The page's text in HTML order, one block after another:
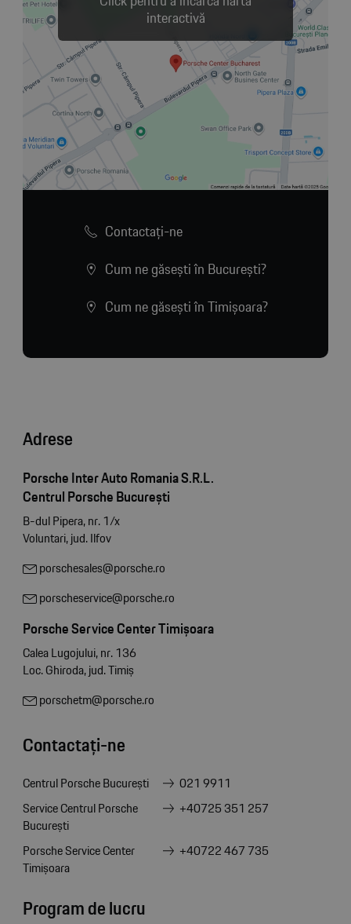
interactivă
Contactaţi-ne
Cum ne găsești în București?
Cum ne găsești în Timișoara?
Adrese
Porsche Inter Auto Romania S.R.L.
Centrul Porsche București
B-dul Pipera, nr. 1/x
Voluntari, jud. Ilfov
porschesales@porsche.ro
porscheservice@porsche.ro
Porsche Service Center Timișoara
Calea Lugojului, nr. 136
Loc. Ghiroda, jud. Timiș
porschetm@porsche.ro
Contactați-ne
Centrul Porsche București
021 9911
Service Centrul Porsche
București
+40725 351 257
Porsche Service Center
Timișoara
+40722 467 735
Program de lucru